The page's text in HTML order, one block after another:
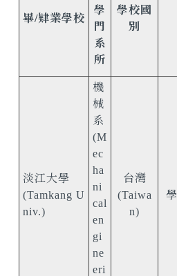
畢/肄業學校
學
門
系
所
學校國
別
淡江大學
(Tamkang U
niv.)
機
械
系
(M
ec
ha
ni
cal
en
gi
ne
eri
台灣
(Taiwa
n)